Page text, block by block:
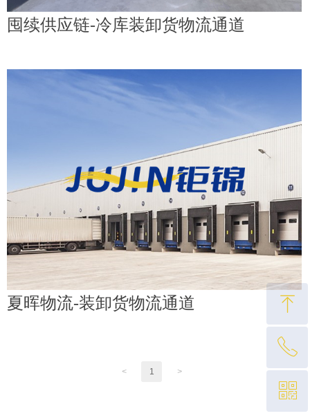
囤续供应链-冷库装卸货物流通道
夏晖物流-装卸货物流通道
< 1 >
ꁸ
回到顶部
ꂅ
021-67681310
ꀥ